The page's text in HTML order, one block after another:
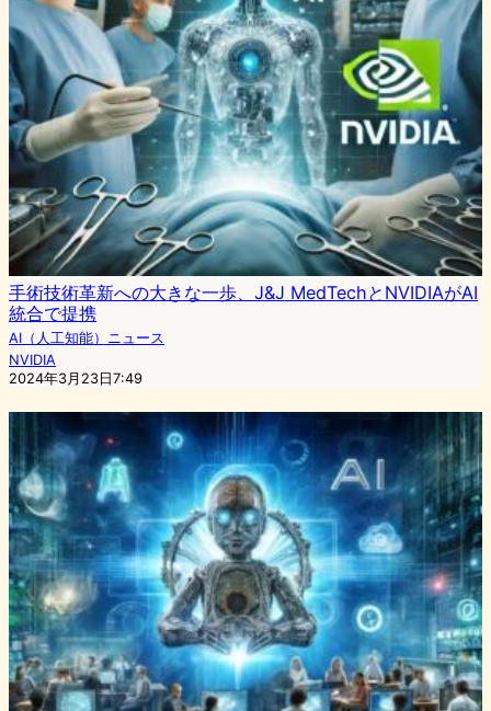
手術技術革新への大きな一歩、J&J MedTechとNVIDIAがAI
統合で提携
AI（人工知能）ニュース
NVIDIA
2024年3月23日7:49